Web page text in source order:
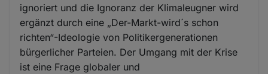
ignoriert und die Ignoranz der Klimaleugner wird
ergänzt durch eine „Der-Markt-wird´s schon
richten“-Ideologie von Politikergenerationen
bürgerlicher Parteien. Der Umgang mit der Krise
ist eine Frage globaler und